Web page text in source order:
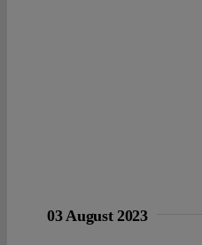
03 August 2023